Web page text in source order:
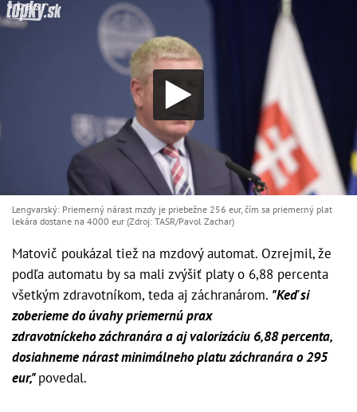
Lengvarský: Priemerný nárast mzdy je priebežne 256 eur, čím sa priemerný plat
lekára dostane na 4000 eur (Zdroj: TASR/Pavol Zachar)
Matovič poukázal tiež na mzdový automat. Ozrejmil, že
podľa automatu by sa mali zvýšiť platy o 6,88 percenta
všetkým zdravotníkom, teda aj záchranárom. "Keď si
zoberieme do úvahy priemernú prax
zdravotníckeho záchranára a aj valorizáciu 6,88 percenta,
dosiahneme nárast minimálneho platu záchranára o 295
eur,"povedal.